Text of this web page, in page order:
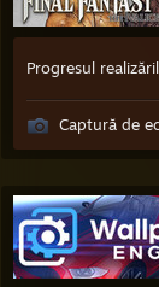
Progresul
Captură de